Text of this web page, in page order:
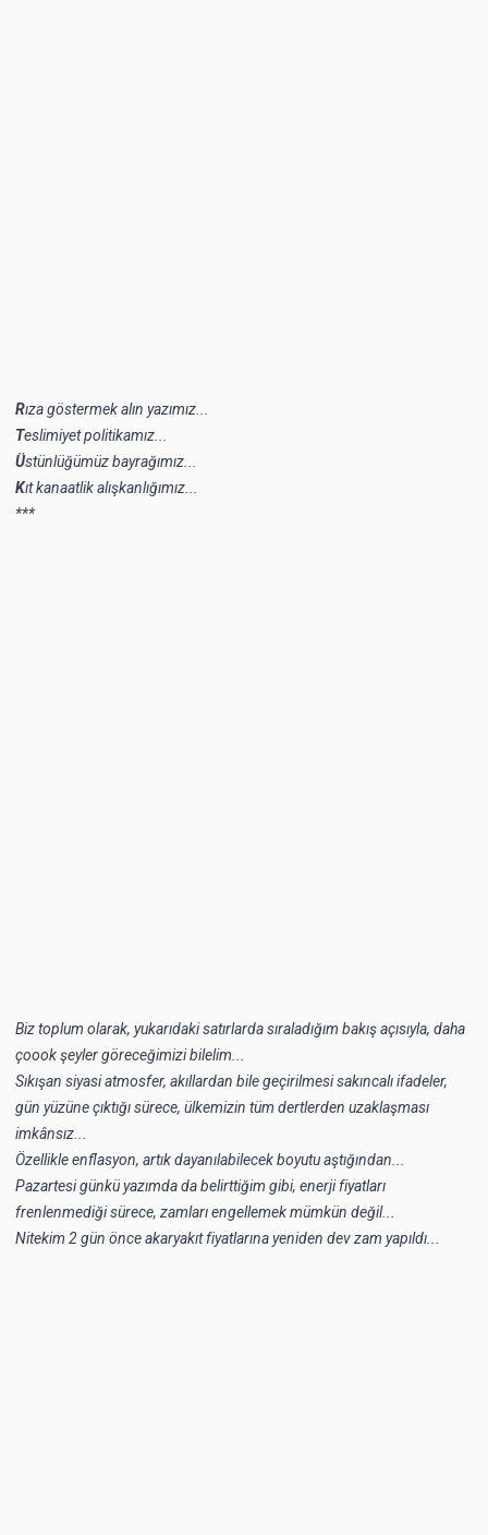
Rıza göstermek alın yazımız...
Teslimiyet politikamız...
Üstünlüğümüz bayrağımız...
Kıt kanaatlik alışkanlığımız...
***
Biz toplum olarak, yukarıdaki satırlarda sıraladığım bakış açısıyla, daha
çoook şeyler göreceğimizi bilelim...
Sıkışan siyasi atmosfer, akıllardan bile geçirilmesi sakıncalı ifadeler,
gün yüzüne çıktığı sürece, ülkemizin tüm dertlerden uzaklaşması
imkânsız...
Özellikle enflasyon, artık dayanılabilecek boyutu aştığından...
Pazartesi günkü yazımda da belirttiğim gibi, enerji fiyatları
frenlenmediği sürece, zamları engellemek mümkün değil...
Nitekim 2 gün önce akaryakıt fiyatlarına yeniden dev zam yapıldı...